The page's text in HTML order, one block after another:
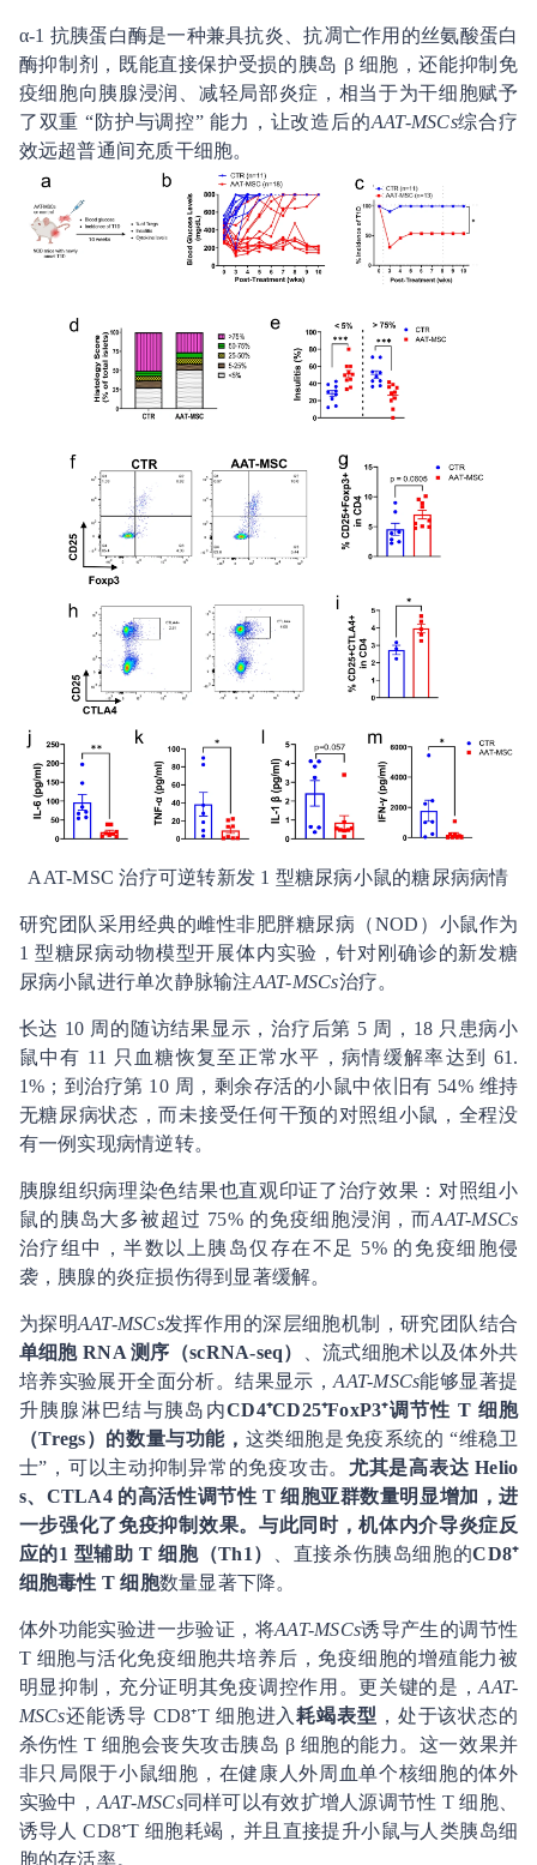
α-1 抗胰蛋白酶是一种兼具抗炎、抗凋亡作用的丝氨酸蛋白
酶抑制剂，既能直接保护受损的胰岛 β 细胞，还能抑制免
疫细胞向胰腺浸润、减轻局部炎症，相当于为干细胞赋予
了双重 “防护与调控” 能力，让改造后的AAT-MSCs综合疗
效远超普通间充质干细胞。
AAT-MSC 治疗可逆转新发 1 型糖尿病小鼠的糖尿病病情
研究团队采用经典的雌性非肥胖糖尿病（NOD）小鼠作为
1 型糖尿病动物模型开展体内实验，针对刚确诊的新发糖
尿病小鼠进行单次静脉输注AAT-MSCs治疗。
长达 10 周的随访结果显示，治疗后第 5 周，18 只患病小
鼠中有 11 只血糖恢复至正常水平，病情缓解率达到 61.
1%；到治疗第 10 周，剩余存活的小鼠中依旧有 54% 维持
无糖尿病状态，而未接受任何干预的对照组小鼠，全程没
有一例实现病情逆转。
胰腺组织病理染色结果也直观印证了治疗效果：对照组小
鼠的胰岛大多被超过 75% 的免疫细胞浸润，而AAT-MSCs
治疗组中，半数以上胰岛仅存在不足 5% 的免疫细胞侵
袭，胰腺的炎症损伤得到显著缓解。
为探明AAT-MSCs发挥作用的深层细胞机制，研究团队结合
单细胞 RNA 测序（scRNA-seq）
、流式细胞术以及体外共
培养实验展开全面分析。结果显示，AAT-MSCs能够显著提
升胰腺淋巴结与胰岛内CD4⁺CD25⁺FoxP3⁺调节性 T 细胞
（Tregs）的数量与功能， 这类细胞是免疫系统的 “维稳卫
士”，可以主动抑制异常的免疫攻击。 尤其是高表达 Helio
s、CTLA4 的高活性调节性 T 细胞亚群数量明显增加，进
一步强化了免疫抑制效果。与此同时，机体内介导炎症反
应的1 型辅助 T 细胞（Th1）
、直接杀伤胰岛细胞的CD8⁺
细胞毒性 T 细胞数量显著下降。
体外功能实验进一步验证，将AAT-MSCs诱导产生的调节性
T 细胞与活化免疫细胞共培养后，免疫细胞的增殖能力被
明显抑制，充分证明其免疫调控作用。更关键的是，AAT-
MSCs还能诱导 CD8⁺T 细胞进入耗竭表型 ，处于该状态的
杀伤性 T 细胞会丧失攻击胰岛 β 细胞的能力。这一效果并
非只局限于小鼠细胞，在健康人外周血单个核细胞的体外
实验中， AAT-MSCs同样可以有效扩增人源调节性 T 细胞、
诱导人 CD8⁺T 细胞耗竭，并且直接提升小鼠与人类胰岛细
胞的存活率。